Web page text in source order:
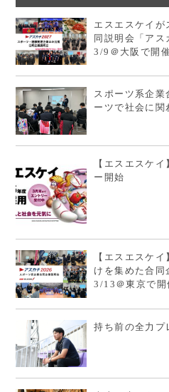
エスエスケイが
同説明会「アス
3/9＠大阪で開催
スポーツ系企業
ーツで社会に関
【エスエスケ
ー開始
【エスエスケ
けを集めた合同
3/13＠東京で開
持ち前の全力プ